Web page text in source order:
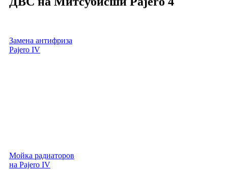
Замена антифриза
Pajero IV
Мойка радиаторов
на Pajero IV